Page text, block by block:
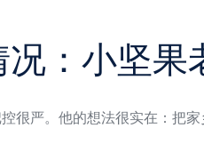
况：小坚
很严。他的想法很实在：把